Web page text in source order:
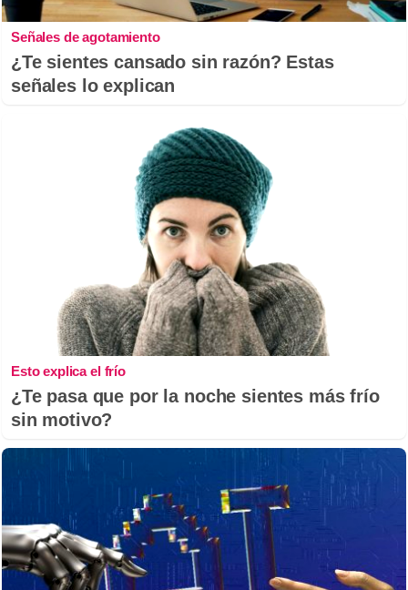
Señales de agotamiento
¿Te sientes cansado sin razón? Estas
señales lo explican
Esto explica el frío
¿Te pasa que por la noche sientes más frío
sin motivo?